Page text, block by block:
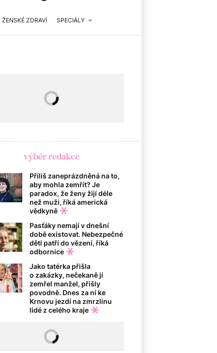
ŽENSKÉ ZDRAVÍ SPECIÁLY
výběr redakce
Příliš zaneprázdněná na to,
aby mohla zemřít? Je
paradox, že ženy žijí déle
než muži, říká americká
vědkyně
Pasťáky nemají v dnešní
době existovat. Nebezpečné
děti patří do vězení, říká
odbornice
Jako tatérka přišla
o zakázky, nečekaně jí
zemřel manžel, přišly
povodně. Dnes za ní ke
Krnovu jezdí na zmrzlinu
lidé z celého kraje